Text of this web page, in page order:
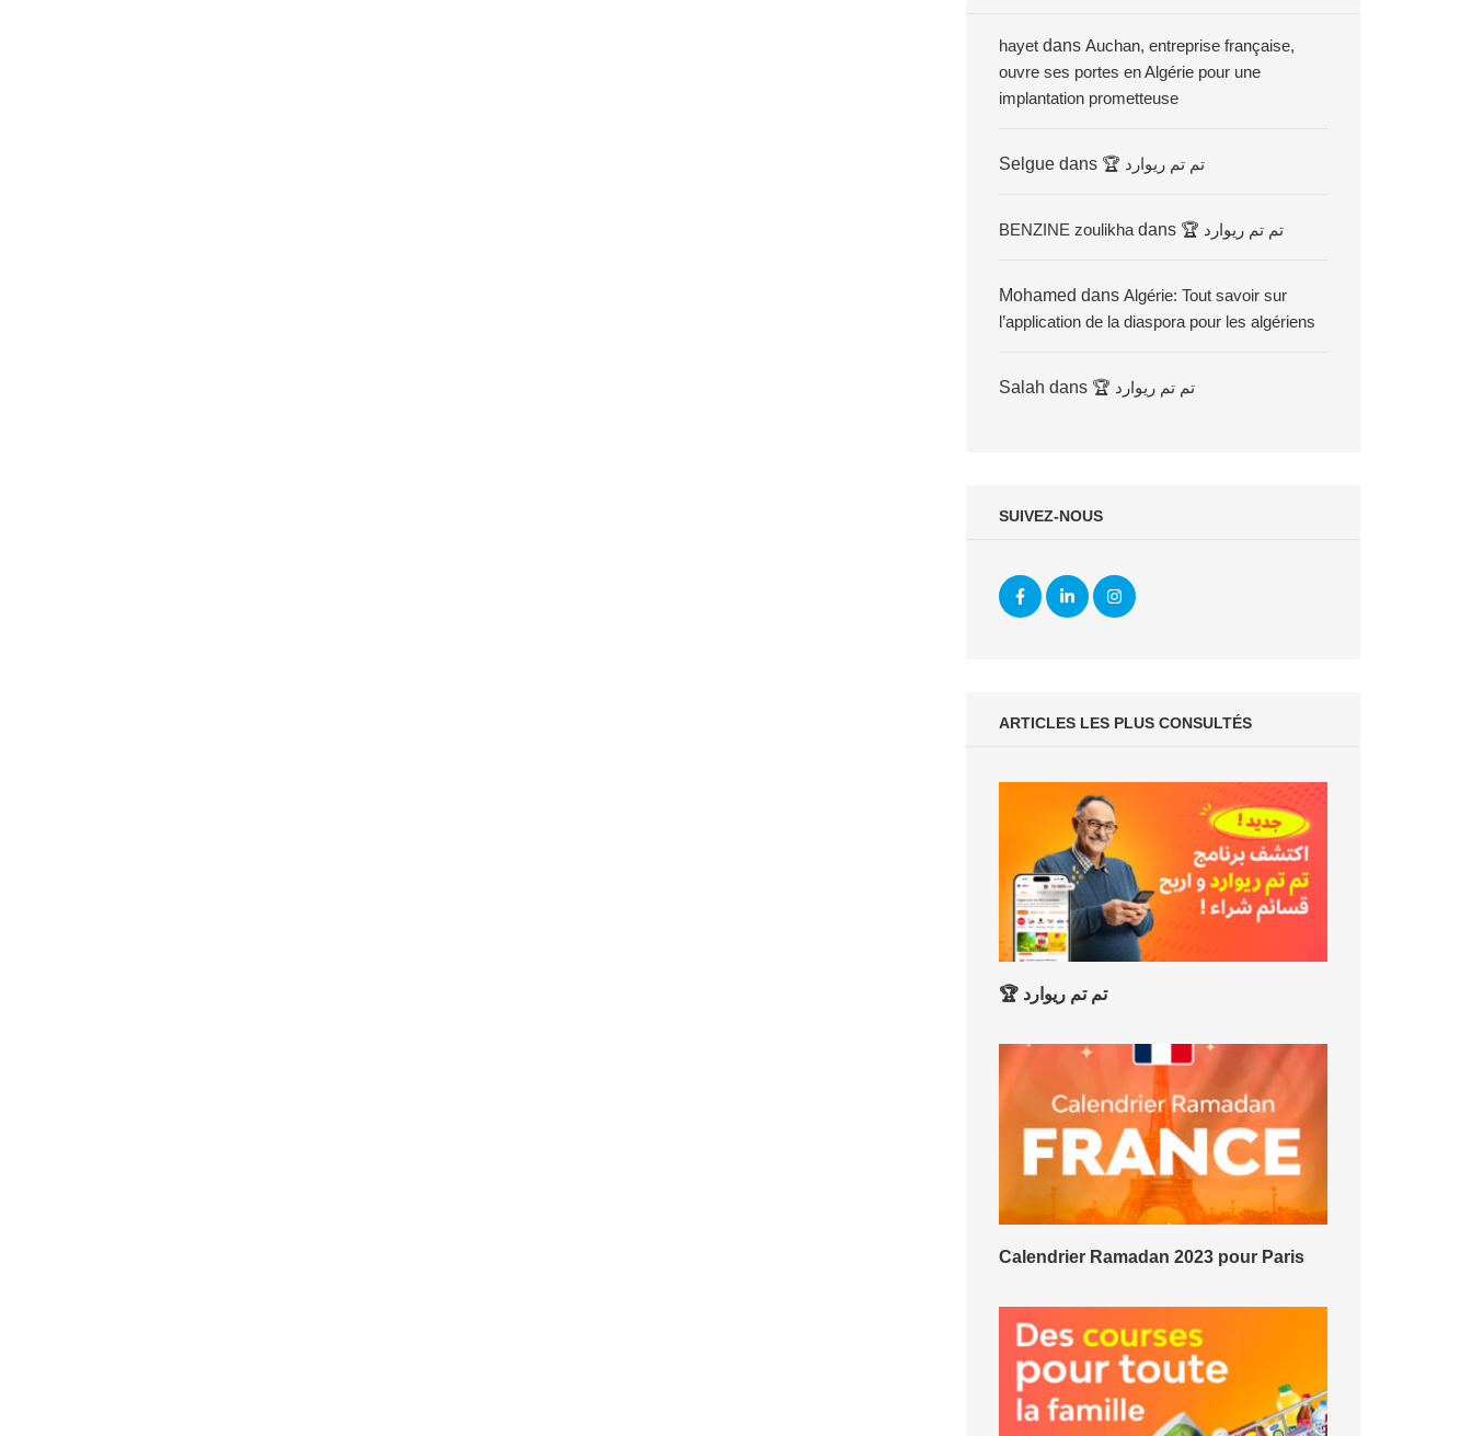
hayet dansAuchan, entreprise française,
ouvre ses portes en Algérie pour une
implantation prometteuse
Selgue dans 🏆 تم تم ريوارد
BENZINE zoulikha dans 🏆 تم تم ريوارد
Mohamed dansAlgérie: Tout savoir sur
l’application de la diaspora pour les algériens
Salah dans 🏆 تم تم ريوارد
SUIVEZ-NOUS
ARTICLES LES PLUS CONSULTÉS
🏆 تم تم ريوارد
Calendrier Ramadan 2023 pour Paris